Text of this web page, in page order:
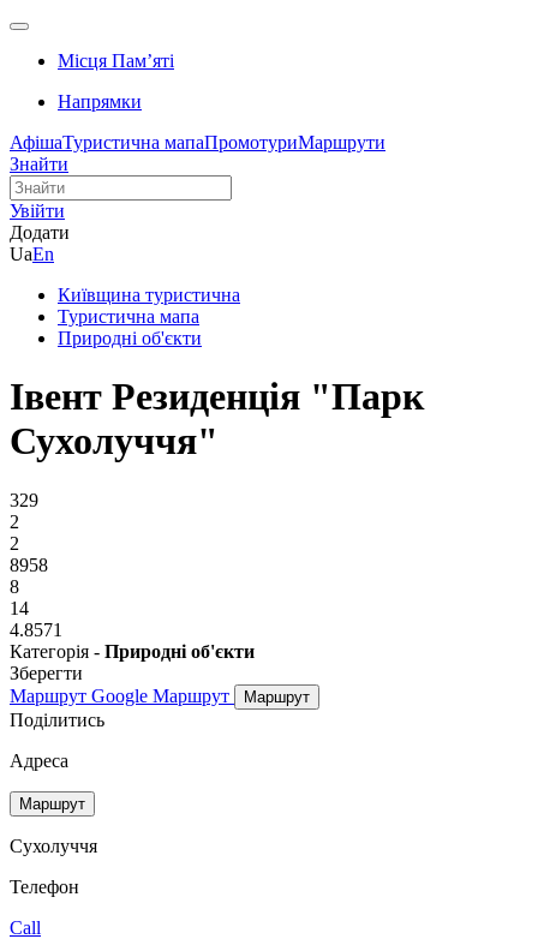
Місця Памʼяті
Напрямки
АфішаТуристична мапаПромотуриМаршрути
Знайти
Увійти
Додати
UaEn
Київщина туристична
Туристична мапа
Природні об'єкти
Івент Резиденція "Парк
Сухолуччя"
329
2
2
8958
8
14
4.8571
Категорія - Природні об'єкти
Зберегти
Маршрут Google Маршрут Маршрут
Поділитись
Адреса
Маршрут
Сухолуччя
Телефон
Call